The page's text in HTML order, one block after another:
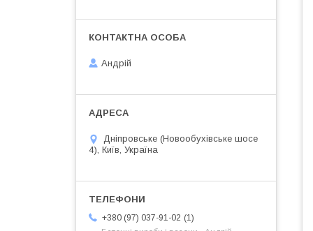
Андрій
Дніпровське (Новообухівське шосе
4), Київ, Україна
+380 (97) 037-91-02
1